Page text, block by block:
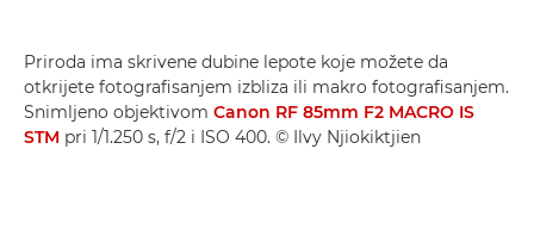
Priroda ima skrivene dubine lepote koje možete da
otkrijete fotografisanjem izbliza ili makro fotografisanjem.
Snimljeno objektivom Canon RF 85mm F2 MACRO IS
STM pri 1/1.250 s, f/2 i ISO 400. © Ilvy Njiokiktjien